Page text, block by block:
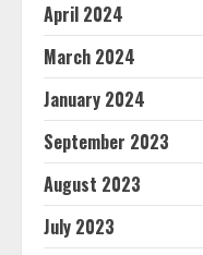
April 2024
March 2024
January 2024
September 2023
August 2023
July 2023